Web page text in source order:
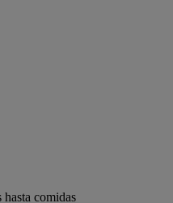
hasta comidas